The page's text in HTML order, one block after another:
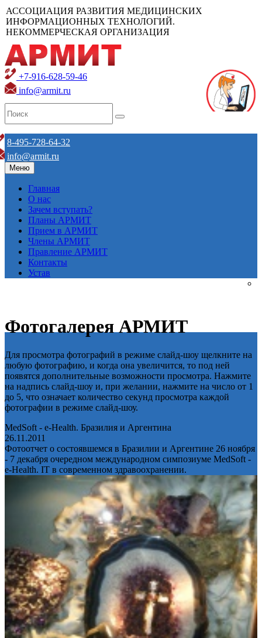
АССОЦИАЦИЯ РАЗВИТИЯ МЕДИЦИНСКИХ
ИНФОРМАЦИОННЫХ ТЕХНОЛОГИЙ.
НЕКОММЕРЧЕСКАЯ ОРГАНИЗАЦИЯ
+7-916-628-59-46
info@armit.ru
8-495-728-64-32
info@armit.ru
Меню
Главная
О нас
Зачем вступать?
Планы АРМИТ
Прием в АРМИТ
Члены АРМИТ
Правление АРМИТ
Контакты
Устав
Фотогалерея АРМИТ
Для просмотра фотографий в режиме слайд-шоу щелкните на
любую фотографию, и когда она увеличится, то под ней
появятся дополнительные возможности просмотра. Нажмите
на надпись слайд-шоу и, при желании, нажмите на число от 1
до 5, что означает количество секунд просмотра каждой
фотографии в режиме слайд-шоу.
MedSoft - e-Health. Бразилия и Аргентина
26.11.2011
Фотоотчет о состоявшемся в Бразилии и Аргентине 26 ноября
- 7 декабря очередном международном симпозиуме MedSoft -
e-Health. IT в современном здравоохранении.